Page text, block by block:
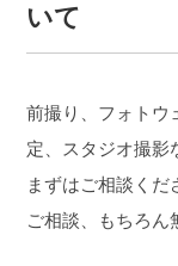
いて
前撮り、フォトウ
定、スタジオ撮影
まずはご相談くだ
ご相談、もちろん